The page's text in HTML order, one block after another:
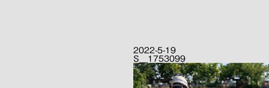
2022-5-19
S__1753099